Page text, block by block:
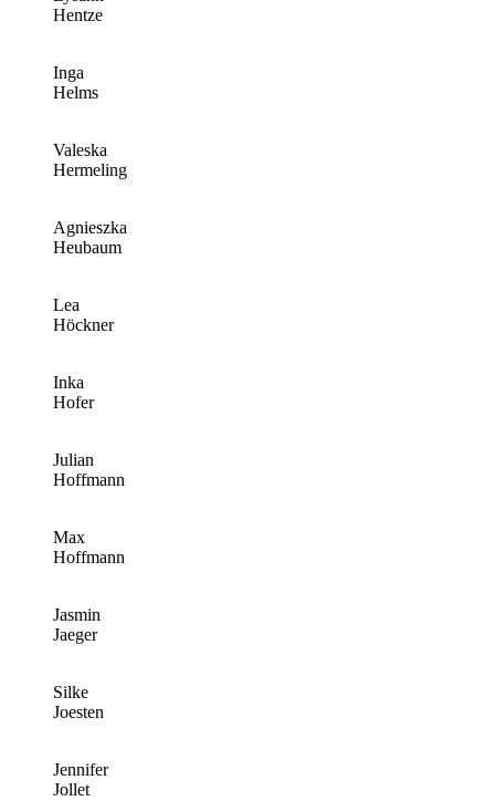
Hentze
Inga
Helms
Valeska
Hermeling
Agnieszka
Heubaum
Lea
Höckner
Inka
Hofer
Julian
Hoffmann
Max
Hoffmann
Jasmin
Jaeger
Silke
Joesten
Jennifer
Jollet